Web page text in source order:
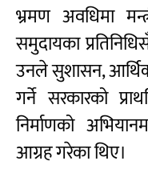
भ्रमण अवधिमा
समुदायका
उनले सुशासन,
गर्ने सरकारको
निर्माणको
आग्रह गरेका थिए।